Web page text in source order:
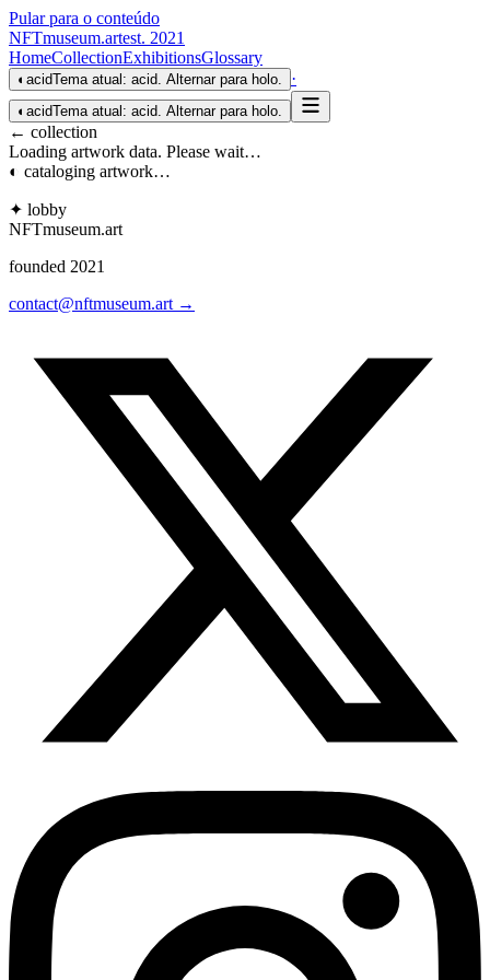
Pular para o conteúdo
NFTmuseum.artest. 2021
HomeCollectionExhibitionsGlossary
◐ acidTema atual: acid. Alternar para holo. ·
◐ acidTema atual: acid. Alternar para holo.
← collection
Loading artwork data. Please wait…
◐ cataloging artwork…
✦ lobby
NFTmuseum.art
founded 2021
contact@nftmuseum.art →